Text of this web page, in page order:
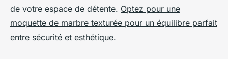
de votre espace de détente. Optez pour une
moquette de marbre texturée pour un équilibre parfait
entre sécurité et esthétique.